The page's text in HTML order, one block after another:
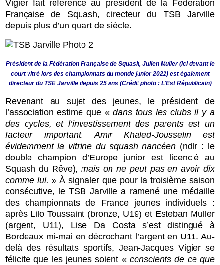
Vigier fait référence au président de la Fédération
Française de Squash, directeur du TSB Jarville
depuis plus d’un quart de siècle.
Président de la Fédération Française de Squash, Julien Muller (ici devant le
court vitré lors des championnats du monde junior 2022) est également
directeur du TSB Jarville depuis 25 ans (Crédit photo : L'Est Républicain)
Revenant au sujet des jeunes, le président de
l’association estime que «dans tous les clubs il y a
des cycles, et l’investissement des parents est un
facteur important. Amir Khaled-Jousselin est
évidemment la vitrine du squash nancéen(ndlr : le
double champion d’Europe junior est licencié au
Squash du Rêve), mais on ne peut pas en avoir dix
comme lui. » À signaler que pour la troisième saison
consécutive, le TSB Jarville a ramené une médaille
des championnats de France jeunes individuels :
après Lilo Toussaint (bronze, U19) et Esteban Muller
(argent, U11), Lise Da Costa s’est distingué à
Bordeaux mi-mai en décrochant l’argent en U11. Au-
delà des résultats sportifs, Jean-Jacques Vigier se
félicite que les jeunes soient « conscients de ce que